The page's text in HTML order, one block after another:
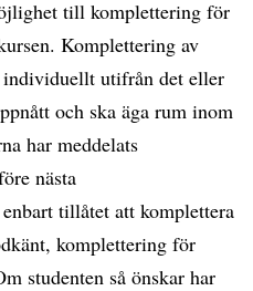
till komplettering för
Komplettering av
individuellt utifrån det eller
och ska äga rum inom
har meddelats
nästa
tillåtet att komplettera
komplettering för
studenten så önskar har